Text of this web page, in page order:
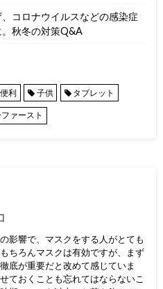
コロナウイルスなどの感染症
秋冬の対策Q&A
便利 子供 タブレット
ァースト
影響で、マスクをする人がとても
ちろんマスクは有効ですが、まず
底が重要だと改めて感じていま
ておくことも忘れてはならないこ